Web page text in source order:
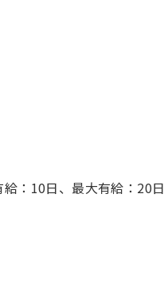
：10日、最大有給：20日